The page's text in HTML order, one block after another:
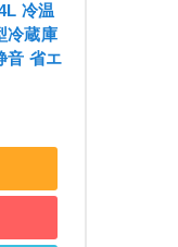
冷温
冷蔵庫
音 省エ